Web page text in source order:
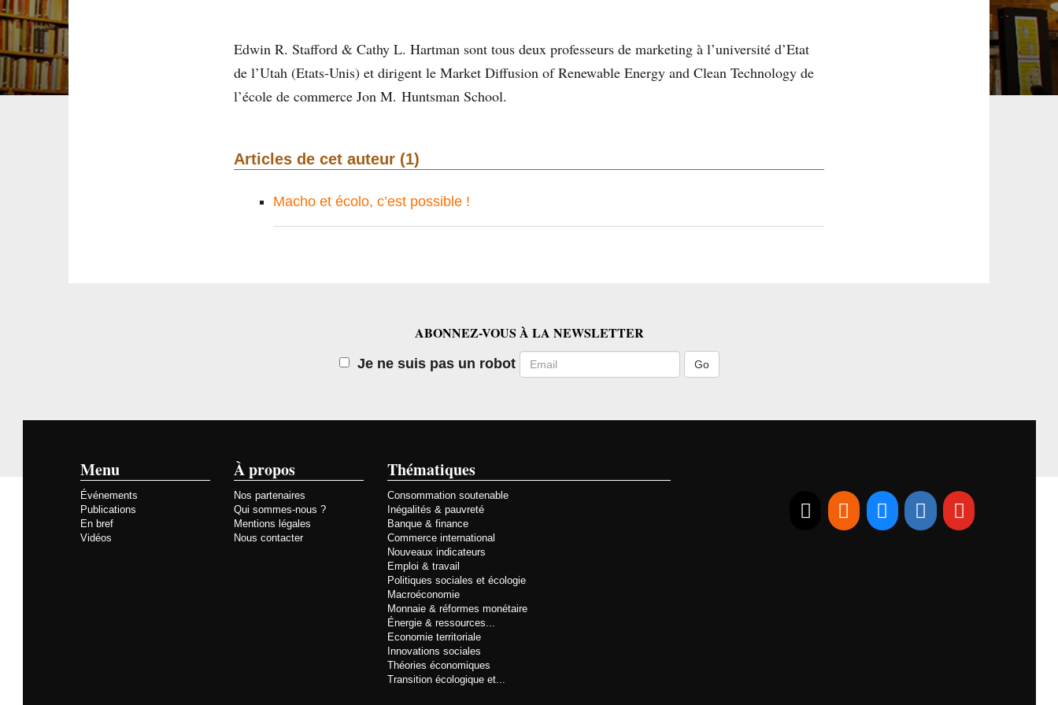
Edwin R. Stafford & Cathy L. Hartman sont tous deux professeurs de marketing à l’université d’Etat
de l’Utah (Etats-Unis) et dirigent le Market Diffusion of Renewable Energy and Clean Technology de
l’école de commerce Jon M. Huntsman School.
Articles de cet auteur (1)
Macho et écolo, c’est possible !
ABONNEZ-VOUS À LA NEWSLETTER
Je ne suis pas un robot Email
Menu
Événements
Publications
En bref
Vidéos
À propos
Nos partenaires
Qui sommes-nous ?
Mentions légales
Nous contacter
Thématiques
Consommation soutenable
Inégalités & pauvreté
Banque & finance
Commerce international
Nouveaux indicateurs
Emploi & travail
Politiques sociales et écologie
Macroéconomie
Monnaie & réformes monétaire
Énergie & ressources...
Economie territoriale
Innovations sociales
Théories économiques
Transition écologique et...